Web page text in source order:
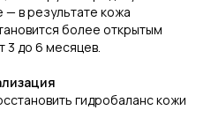
в результате кожа
более открытым
3 до 6 месяцев.
гидробаланс кожи